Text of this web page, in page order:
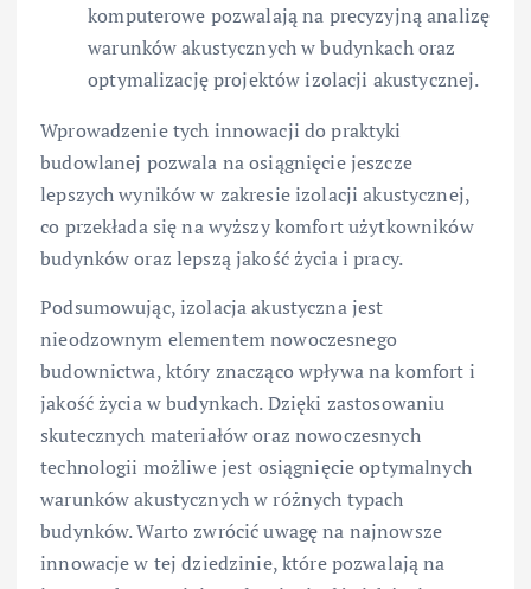
komputerowe pozwalają na precyzyjną analizę
warunków akustycznych w budynkach oraz
optymalizację projektów izolacji akustycznej.
Wprowadzenie tych innowacji do praktyki
budowlanej pozwala na osiągnięcie jeszcze
lepszych wyników w zakresie izolacji akustycznej,
co przekłada się na wyższy komfort użytkowników
budynków oraz lepszą jakość życia i pracy.
Podsumowując, izolacja akustyczna jest
nieodzownym elementem nowoczesnego
budownictwa, który znacząco wpływa na komfort i
jakość życia w budynkach. Dzięki zastosowaniu
skutecznych materiałów oraz nowoczesnych
technologii możliwe jest osiągnięcie optymalnych
warunków akustycznych w różnych typach
budynków. Warto zwrócić uwagę na najnowsze
innowacje w tej dziedzinie, które pozwalają na